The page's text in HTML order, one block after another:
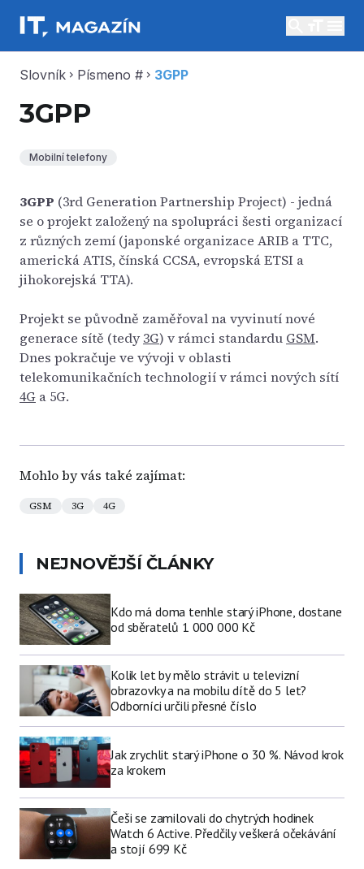
Slovník chevron_right Písmeno # chevron_right 3GPP
3GPP
Mobilní telefony
3GPP (3rd Generation Partnership Project) - jedná
se o projekt založený na spolupráci šesti organizací
z různých zemí (japonské organizace ARIB a TTC,
americká ATIS, čínská CCSA, evropská ETSI a
jihokorejská TTA).
Projekt se původně zaměřoval na vyvinutí nové
generace sítě (tedy3G) v rámci standardu GSM.
Dnes pokračuje ve vývoji v oblasti
telekomunikačních technologií v rámci nových sítí
4G a 5G.
Mohlo by vás také zajímat:
GSM 3G 4G
NEJNOVĚJŠÍ ČLÁNKY
Kdo má doma tenhle starý iPhone, dostane
od sběratelů 1 000 000 Kč
Kolik let by mělo strávit u televizní
obrazovky a na mobilu dítě do 5 let?
Odborníci určili přesné číslo
Jak zrychlit starý iPhone o 30 %. Návod krok
za krokem
Češi se zamilovali do chytrých hodinek
Watch 6 Active. Předčily veškerá očekávání
a stojí 699 Kč